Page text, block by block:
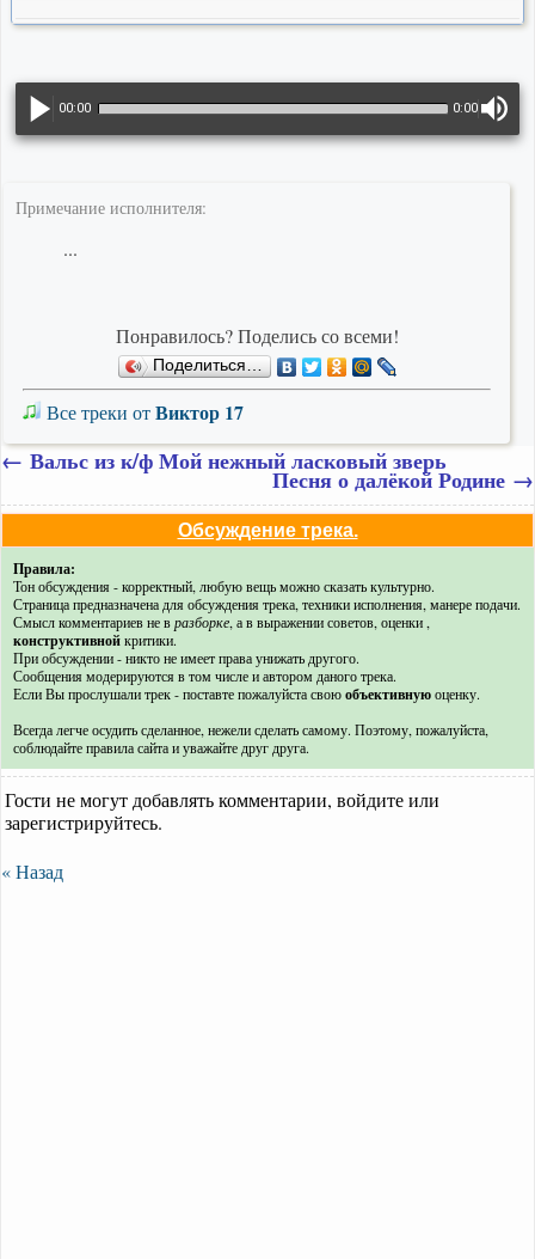
00:00 0:00
Примечание исполнителя:
...
Понравилось? Поделись со всеми!
Поделиться…
Все треки отВиктор 17
← Вальс из к/ф Мой нежный ласковый зверь
Песня о далёкой Родине →
Обсуждение трека.
Правила:
Тон обсуждения - корректный, любую вещь можно сказать культурно.
Страница предназначена для обсуждения трека, техники исполнения, манере подачи.
Смысл комментариев не вразборке, а в выражении советов, оценки ,
конструктивнойкритики.
При обсуждении - никто не имеет права унижать другого.
Сообщения модерируются в том числе и автором даного трека.
Если Вы прослушали трек - поставте пожалуйста своюобъективнуюоценку.
Всегда легче осудить сделанное, нежели сделать самому. Поэтому, пожалуйста,
соблюдайте правила сайта и уважайте друг друга.
Гости не могут добавлять комментарии, войдите или
зарегистрируйтесь.
« Назад